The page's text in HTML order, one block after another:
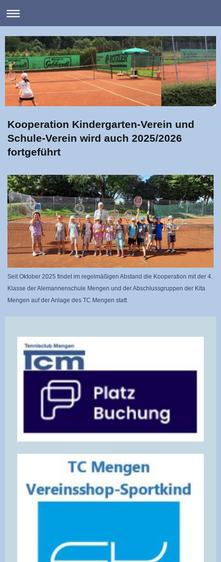
Kooperation Kindergarten-Verein und
Schule-Verein wird auch 2025/2026
fortgeführt
Seit Oktober 2025 findet im regelmäßigen Abstand die Kooperation mit der 4.
Klasse der Alemannenschule Mengen und der Abschlussgruppen der Kita
Mengen auf der Anlage des TC Mengen statt.